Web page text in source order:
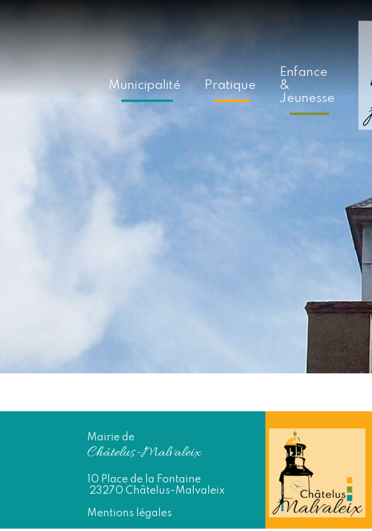
Municipalité Pratique
Enfance
&
Jeunesse
Mairie de
Châtelus-Malvaleix
10 Place de la Fontaine
23270 Châtelus-Malvaleix
Mentions légales